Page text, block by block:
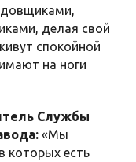
делая свой
спокойной
на ноги
Службы
«Мы
которых есть